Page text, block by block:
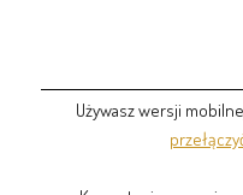
Używasz wersji